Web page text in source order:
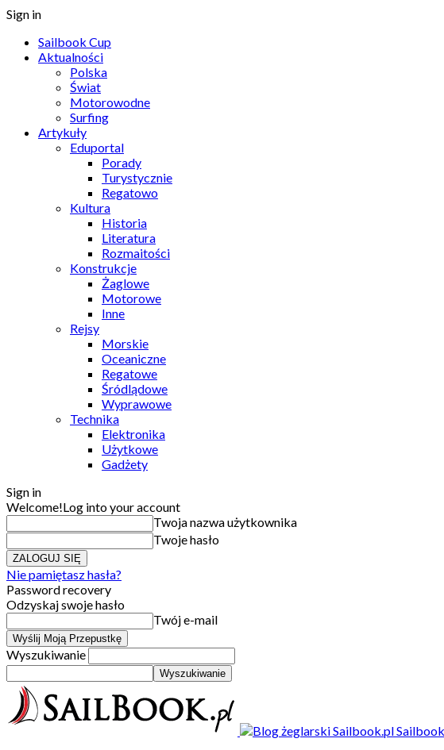
Sign in
Sailbook Cup
Aktualności
Polska
Świat
Motorowodne
Surfing
Artykuły
Eduportal
Porady
Turystycznie
Regatowo
Kultura
Historia
Literatura
Rozmaitości
Konstrukcje
Żaglowe
Motorowe
Inne
Rejsy
Morskie
Oceaniczne
Regatowe
Śródlądowe
Wyprawowe
Technika
Elektronika
Użytkowe
Gadżety
Sign in
Welcome!Log into your account
Twoja nazwa użytkownika
Twoje hasło
Nie pamiętasz hasła?
Password recovery
Odzyskaj swoje hasło
Twój e-mail
Wyszukiwanie